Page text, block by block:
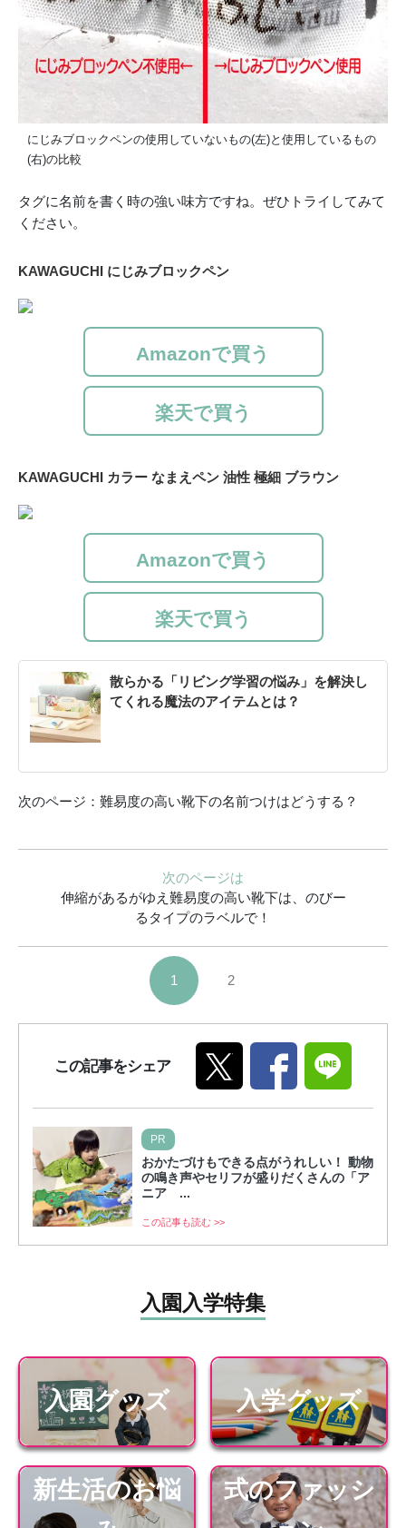
にじみブロックペンの使用していないもの(左)と使用しているもの
(右)の比較
タグに名前を書く時の強い味方ですね。ぜひトライしてみて
ください。
KAWAGUCHI にじみブロックペン
Amazonで買う
楽天で買う
KAWAGUCHI カラー なまえペン 油性 極細 ブラウン
Amazonで買う
楽天で買う
散らかる「リビング学習の悩み」を解決し
てくれる魔法のアイテムとは？
次のページ：難易度の高い靴下の名前つけはどうする？
次のページは
伸縮があるがゆえ難易度の高い靴下は、のびー
るタイプのラベルで！
1 2
この記事をシェア
PR
おかたづけもできる点がうれしい！ 動物
の鳴き声やセリフが盛りだくさんの「ア
ニア ...
この記事も読む >>
入園入学特集
入園グッズ 入学グッズ
新生活のお悩
式のファッシ